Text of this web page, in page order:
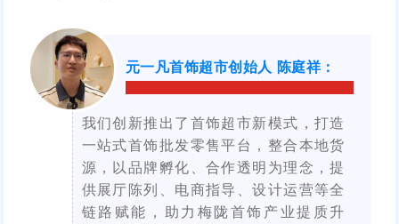
元一凡首饰超市创始人 陈庭祥：
我们创新推出了首饰超市新模式，打造
一站式首饰批发零售平台，整合本地货
源，以品牌孵化、合作透明为理念，提
供展厅陈列、电商指导、设计运营等全
链路赋能，助力梅陇首饰产业提质升